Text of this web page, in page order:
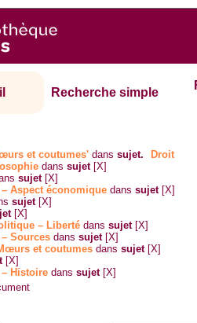
Recherche simple
et coutumes' danssujet.
Droit
danssujet [X]
sujet [X]
Aspect économique danssujet [X]
sujet [X]
[X]
– Liberté danssujet [X]
Sources danssujet [X]
et coutumes danssujet [X]
[X]
Histoire danssujet [X]